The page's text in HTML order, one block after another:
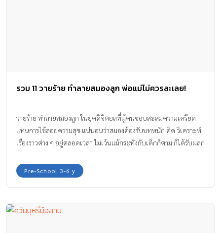
เสียเงินซื้อด้วยน้ำพักน้ำแรงของตัวเอง ฉันหวังว่าคุณจะหยุดสูบบุหรี่…
กลับมีแค่ฉันคนเดียวที่ยืนชื่นชม ฉันเข้าใจ และรู้ว่ามันยากลำบาก หาก
คุณจะต้องหยุดสูบบุหรี่ แต่ฉันและลูกยังไม่หมดศรัทธาในตัวคุณ แม้
เวลาจะผ่านไปนานเท่าใด เราแม่ลูกยังหวังว่า ฮีโร่ของพวกเราจะ
เอาชนะปีศาจควันสีเทาๆ ลงได้ และลุกขึ้นปกป้องตัวเอง คนใน
ครอบครัว […]
รวม 11 วายร้าย ทำลายสมองลูก พ่อแม่ไม่ควรละเลย!
วายร้าย ทำลายสมองลูก ในยุคดิจิตอลที่ผู้คนชอบสะสมความเครียด
แทนการใช้สอยความสุข แน่นอนว่าสมองต้องรับบทหนัก คิด วิเคราะห์
เรื่องราวต่าง ๆ อยู่ตลอดเวลา ไม่เว้นแม้กระทั่งกับเด็กก็ตาม ก็ได้รับผลก
Pre-School 3-6 y